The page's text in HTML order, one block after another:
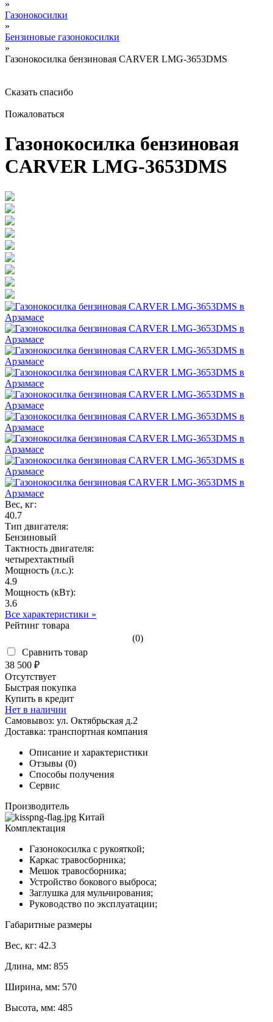
»
Газонокосилки
»
Бензиновые газонокосилки
»
Газонокосилка бензиновая CARVER LMG-3653DMS
Сказать спасибо
Пожаловаться
Газонокосилка бензиновая
CARVER LMG-3653DMS
Вес, кг:
40.7
Тип двигателя:
Бензиновый
Тактность двигателя:
четырехтактный
Мощность (л.с.):
4.9
Мощность (кВт):
3.6
Все характеристики »
Рейтинг товара
(0)
Сравнить товар
38 500 ₽
Отсутствует
Быстрая покупка
Купить в кредит
Нет в наличии
Самовывоз: ул. Октябрьская д.2
Доставка: транспортная компания
Описание и характеристики
Отзывы (0)
Способы получения
Сервис
Производитель
Китай
Комплектация
Газонокосилка с рукояткой;
Каркас травосборника;
Мешок травосборника;
Устройство бокового выброса;
Заглушка для мульчирования;
Руководство по эксплуатации;
Габаритные размеры
Вес, кг: 42.3
Длина, мм: 855
Ширина, мм: 570
Высота, мм: 485